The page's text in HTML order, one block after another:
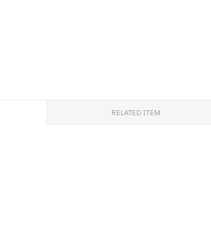
RELATED ITEM